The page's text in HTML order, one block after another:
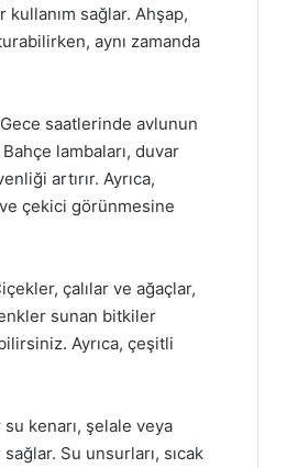
kullanım sağlar. Ahşap,
aynı zamanda
saatlerinde avlunun
lambaları, duvar
artırır. Ayrıca,
çekici görünmesine
çalılar ve ağaçlar,
sunan bitkiler
Ayrıca, çeşitli
kenarı, şelale veya
Su unsurları, sıcak